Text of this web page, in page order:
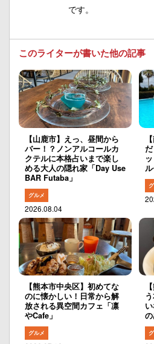
です。
このライターが書いた他の記事
【山鹿市】えっ、昼間から
バー！？ノンアルコールカ
クテルに本格占いまで楽し
める大人の隠れ家「Day Use
BAR Futaba」
グルメ
2026.08.04
【熊本市中央区】初めてな
のに懐かしい！日常から解
放される異空間カフェ「凛
やCafe」
グルメ